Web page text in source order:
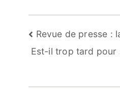
Navigation
de
Revue de presse :
Est-il trop tard pour